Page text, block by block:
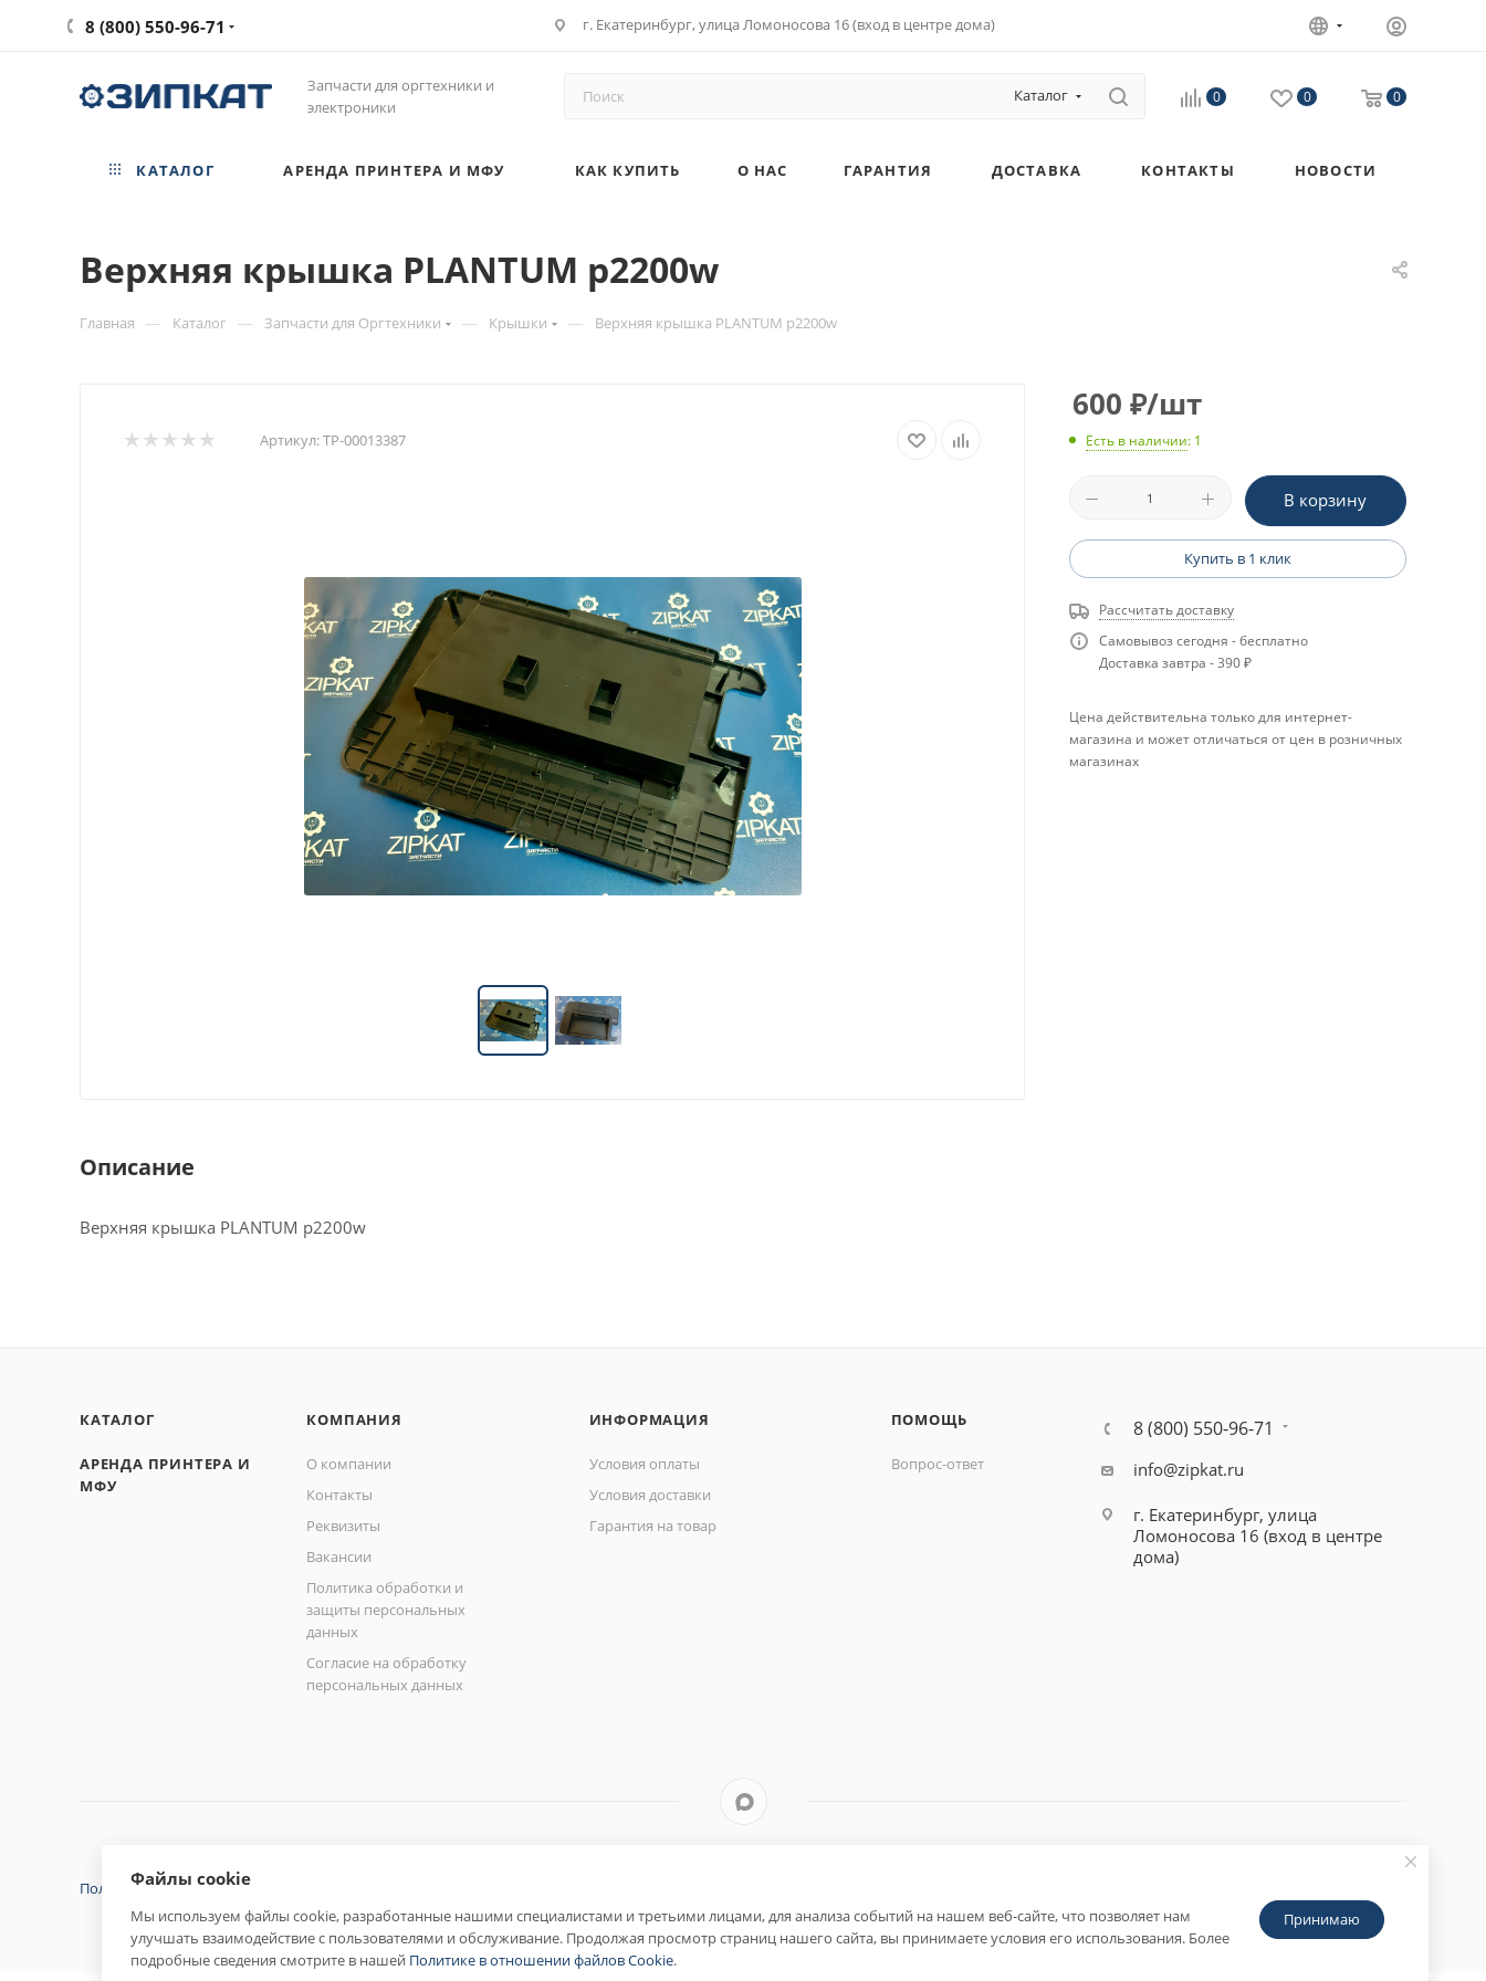
8 (800) 550-96-71 г. Екатеринбург, улица Ломоносова 16 (вход в центре дома)
Запчасти для оргтехники и
электроники
Каталог 0 0 0
КАТАЛОГ АРЕНДА ПРИНТЕРА И МФУ КАК КУПИТЬ О НАС ГАРАНТИЯ ДОСТАВКА КОНТАКТЫ НОВОСТИ
Верхняя крышка PLANTUM p2200w
Главная — Каталог — Запчасти для Оргтехники — Крышки — Верхняя крышка PLANTUM p2200w
Артикул:ТР-00013387
Описание
Верхняя крышка PLANTUM p2200w
600 ₽/шт
Есть в наличии: 1
В корзину
Купить в 1 клик
Рассчитать доставку
Самовывоз сегодня - бесплатно
Доставка завтра - 390 ₽
Цена действительна только для интернет-
магазина и может отличаться от цен в розничных
магазинах
КАТАЛОГ
АРЕНДА ПРИНТЕРА И
МФУ
КОМПАНИЯ
О компании
Контакты
Реквизиты
Вакансии
Политика обработки и
защиты персональных
данных
Согласие на обработку
персональных данных
ИНФОРМАЦИЯ
Условия оплаты
Условия доставки
Гарантия на товар
ПОМОЩЬ
Вопрос-ответ
8 (800) 550-96-71
info@zipkat.ru
г. Екатеринбург, улица
Ломоносова 16 (вход в центре
дома)
Политика конфиденциальности
Файлы cookie
Мы используем файлы cookie, разработанные нашими специалистами и третьими лицами, для анализа событий на нашем веб-сайте, что позволяет нам
улучшать взаимодействие с пользователями и обслуживание. Продолжая просмотр страниц нашего сайта, вы принимаете условия его использования. Более
подробные сведения смотрите в нашей Политике в отношении файлов Cookie.
Принимаю